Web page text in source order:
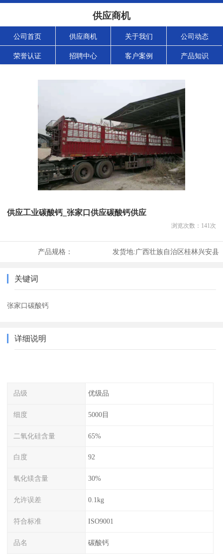
供应商机
公司首页 供应商机 关于我们 公司动态
荣誉认证 招聘中心 客户案例 产品知识
供应工业碳酸钙_张家口供应碳酸钙供应
浏览次数： 141次
产品规格： 发货地:广西壮族自治区桂林兴安县
关键词
张家口碳酸钙
详细说明
品级 优级品
细度 5000目
二氧化硅含量 65%
白度 92
氧化镁含量 30%
允许误差 0.1kg
符合标准 ISO9001
品名 碳酸钙